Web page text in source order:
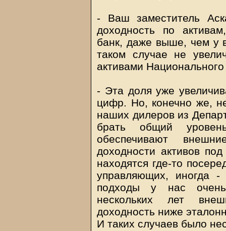
- Ваш заместитель
доходность по
банк, даже выше, чем у
таком случае не
активами
- Эта доля уже
цифр. Но, конечно же,
наших дилеров из
брать общий
обеспечивают
доходности активов
находятся где-то
управляющих, иногда
подходы у нас
нескольких лет
доходность ниже
И таких случаев было